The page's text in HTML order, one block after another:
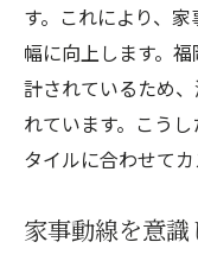
す。これにより、
幅に向上します。
計されているため
れています。こう
タイルに合わせてカ
家事動線を意